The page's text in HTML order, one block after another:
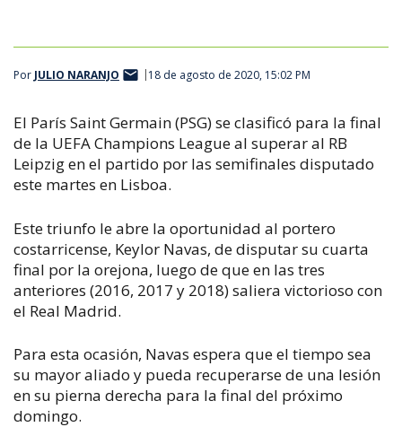
Por JULIO NARANJO 18 de agosto de 2020, 15:02 PM
El París Saint Germain (PSG) se clasificó para la final
de la UEFA Champions League al superar al RB
Leipzig en el partido por las semifinales disputado
este martes en Lisboa.
Este triunfo le abre la oportunidad al portero
costarricense, Keylor Navas, de disputar su cuarta
final por la orejona, luego de que en las tres
anteriores (2016, 2017 y 2018) saliera victorioso con
el Real Madrid.
Para esta ocasión, Navas espera que el tiempo sea
su mayor aliado y pueda recuperarse de una lesión
en su pierna derecha para la final del próximo
domingo.